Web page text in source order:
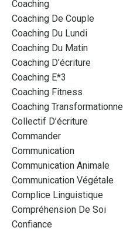
Coaching
Coaching De Couple
Coaching Du Lundi
Coaching Du Matin
Coaching D’écriture
Coaching E*3
Coaching Fitness
Coaching Transformationnel
Collectif D’écriture
Commander
Communication
Communication Animale
Communication Végétale
Complice Linguistique
Compréhension De Soi
Confiance